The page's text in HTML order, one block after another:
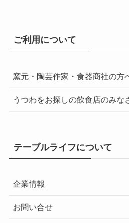
ご利用について
窯元・陶芸作家・食器商社の方
うつわをお探しの飲食店のみな
テーブルライフについて
企業情報
お問い合せ